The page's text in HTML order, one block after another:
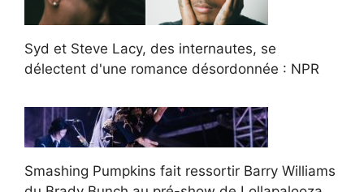
Syd et Steve Lacy, des internautes, se
délectent d'une romance désordonnée : NPR
Smashing Pumpkins fait ressortir Barry Williams